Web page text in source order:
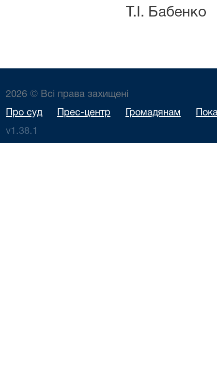
Т.І. Бабенко
2026 © Всі права захищені
Про суд Прес-центр Громадянам
v1.38.1